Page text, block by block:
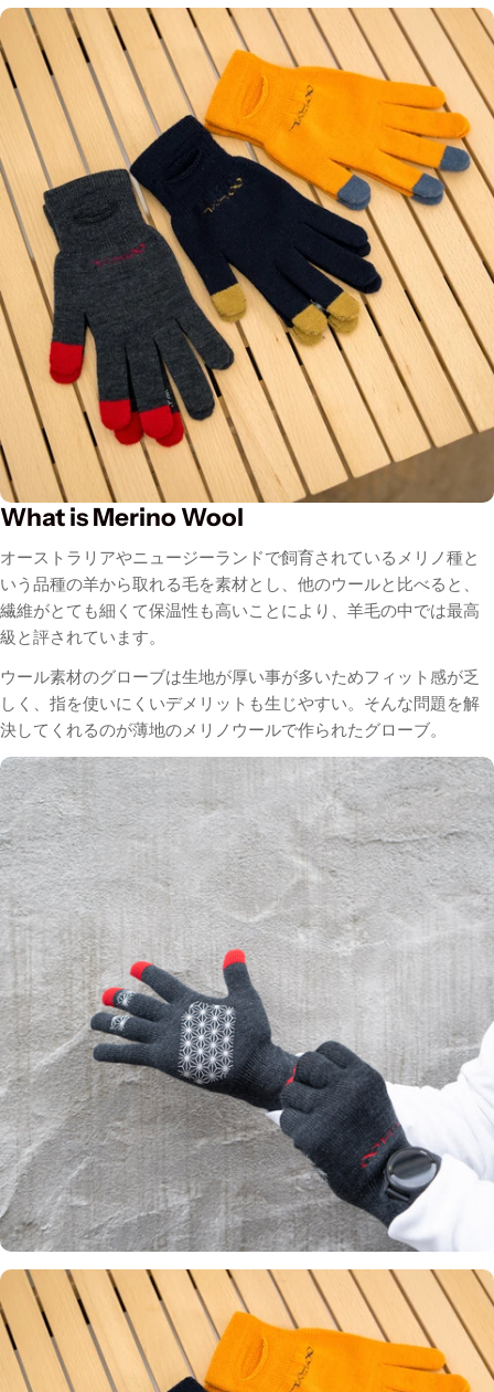
What is Merino Wool
オーストラリアやニュージーランドで飼育されているメリノ種と
いう品種の羊から取れる毛を素材とし、他のウールと比べると、
繊維がとても細くて保温性も高いことにより、羊毛の中では最高
級と評されています。
ウール素材のグローブは生地が厚い事が多いためフィット感が乏
しく、指を使いにくいデメリットも生じやすい。そんな問題を解
決してくれるのが薄地のメリノウールで作られたグローブ。